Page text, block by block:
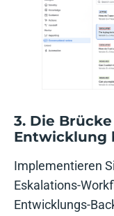
3. Die
Entwicklung
Implementieren
Eskalations-
Entwicklungs-